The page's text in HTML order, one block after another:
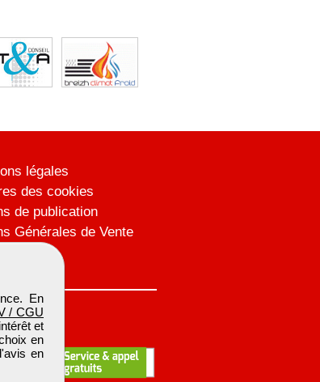
En
/ CGU
et
en
en
légales
des cookies
de publication
Générales de Vente